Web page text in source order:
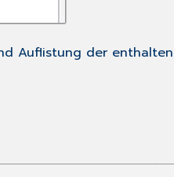
Auflistung der